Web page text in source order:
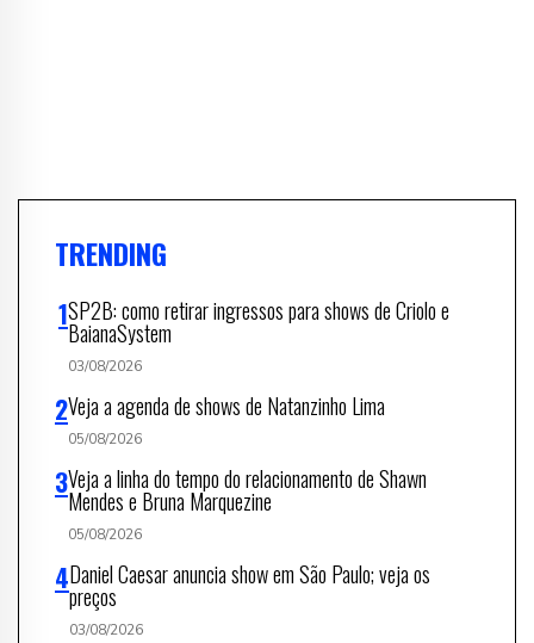
TRENDING
SP2B: como retirar ingressos para shows de Criolo e
BaianaSystem
03/08/2026
Veja a agenda de shows de Natanzinho Lima
05/08/2026
Veja a linha do tempo do relacionamento de Shawn
Mendes e Bruna Marquezine
05/08/2026
Daniel Caesar anuncia show em São Paulo; veja os
preços
03/08/2026